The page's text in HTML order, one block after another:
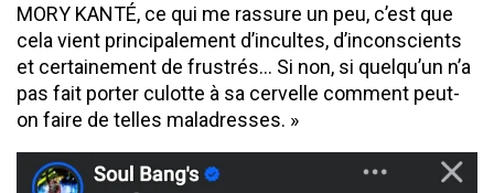
MORY KANTÉ, ce qui me rassure un peu, c’est que
cela vient principalement d’incultes, d’inconscients
et certainement de frustrés… Si non, si quelqu’un n’a
pas fait porter culotte à sa cervelle comment peut-
on faire de telles maladresses. »